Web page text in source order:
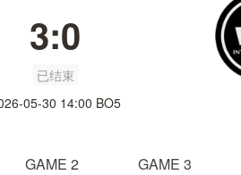
3:0
已结束
05-30 14:00 BO5
GAME 2 GAME 3